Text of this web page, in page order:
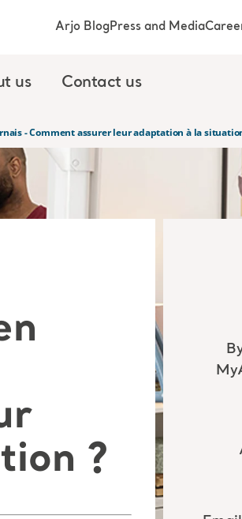
us Contact us
Arjo BlogPress and Media
- Comment assurer leur adaptation à la
?